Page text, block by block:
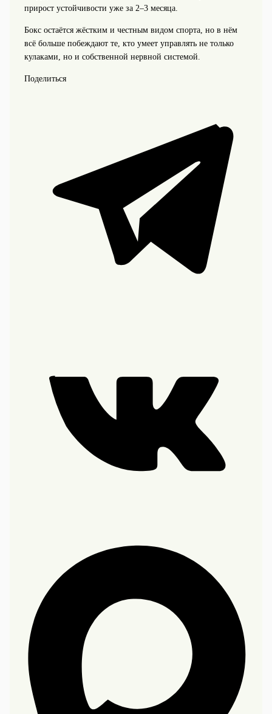
прирост устойчивости уже за 2–3 месяца.
Бокс остаётся жёстким и честным видом спорта, но в нём
всё больше побеждают те, кто умеет управлять не только
кулаками, но и собственной нервной системой.
Поделиться